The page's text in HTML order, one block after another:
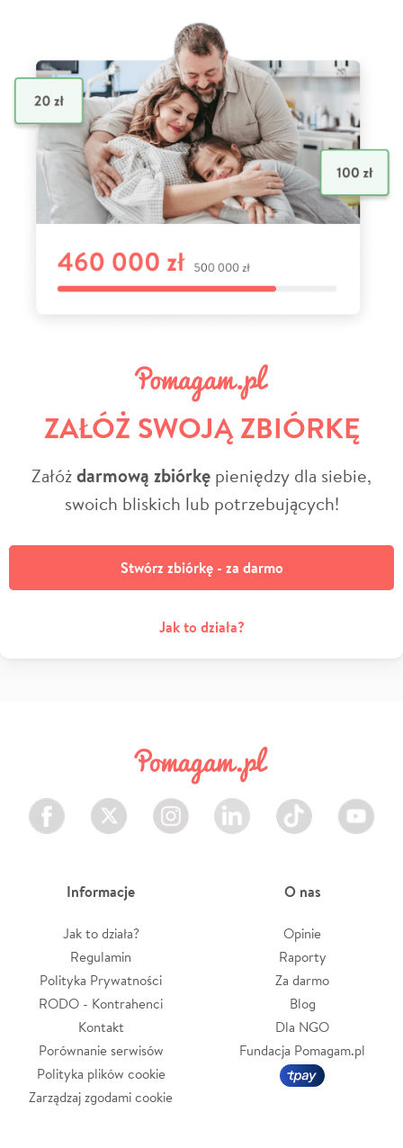
ZAŁÓŻ SWOJĄ ZBIÓRKĘ
Załóżdarmową zbiórkę pieniędzy dla siebie,
swoich bliskich lub potrzebujących!
Stwórz zbiórkę - za darmo
Jak to działa?
Facebook Twitter Instagram LinkedIn TikTok Youtube
Informacje
Jak to działa?
Regulamin
Polityka Prywatności
RODO - Kontrahenci
Kontakt
Porównanie serwisów
Polityka plików cookie
Zarządzaj zgodami cookie
O nas
Opinie
Raporty
Za darmo
Blog
Dla NGO
Fundacja Pomagam.pl